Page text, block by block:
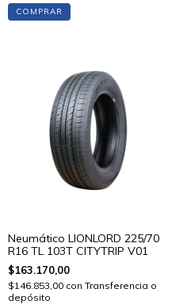
COMPRAR
Neumático LIONLORD 225/70
R16 TL 103T CITYTRIP V01
$163.170,00
$146.853,00 con Transferencia o
depósito